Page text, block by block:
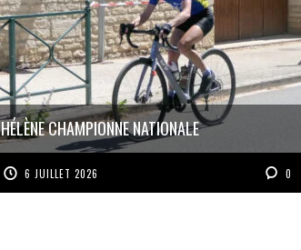
HÉLÈNE CHAMPIONNE NATIONALE
6 JUILLET 2026 0